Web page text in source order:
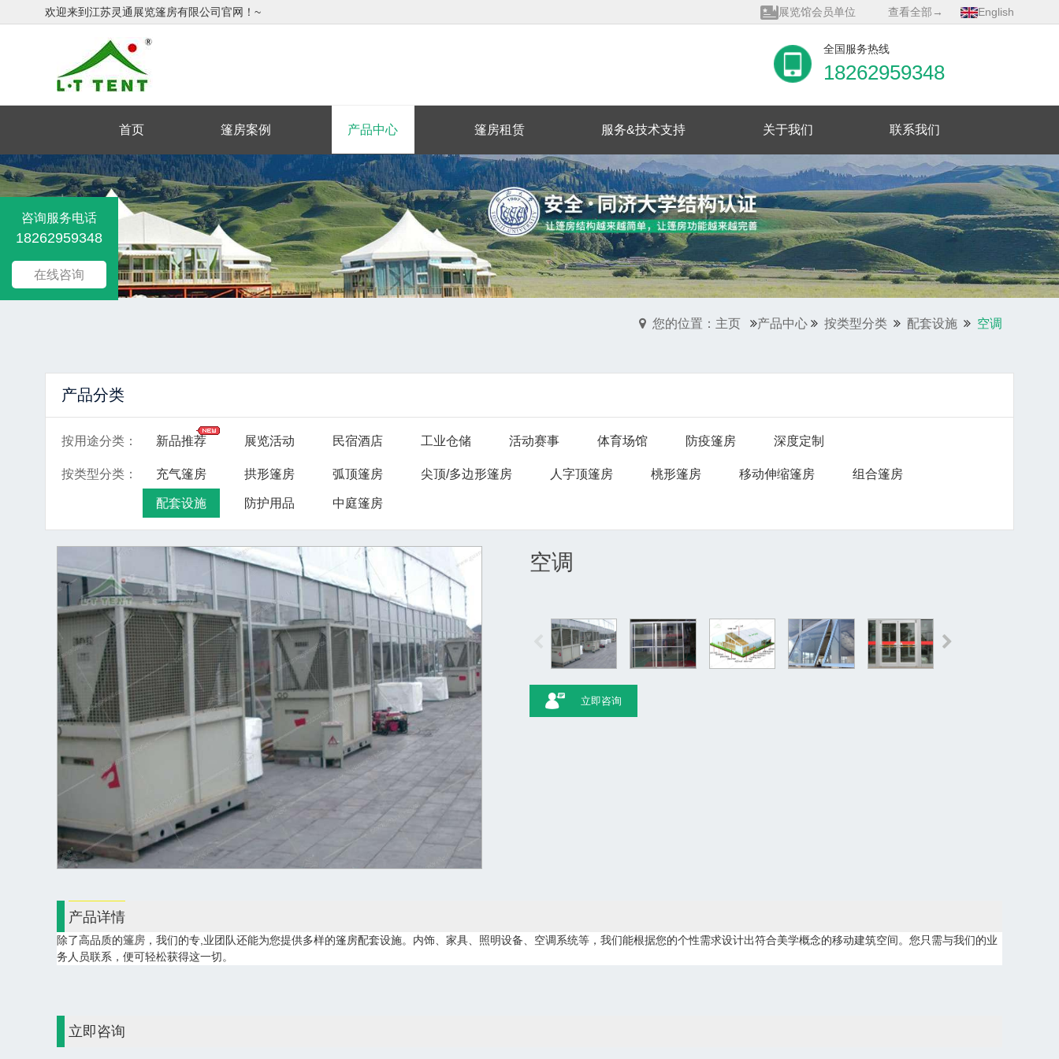
欢迎来到江苏灵通展览篷房有限公司官网！~
展览馆会员单位
质量管理体系证书
查看全部→ English
全国服务热线
18262959348
首页 篷房案例 产品中心 篷房租赁 服务&技术支持 关于我们 联系我们
您的位置：主页 产品中心 按类型分类 配套设施 空调
产品分类
按用途分类 ： 新品推荐 展览活动 民宿酒店 工业仓储 活动赛事 体育场馆 防疫篷房 深度定制
按类型分类 ： 充气篷房 拱形篷房 弧顶篷房 尖顶/多边形篷房 人字顶篷房 桃形篷房 移动伸缩篷房 组合篷房
配套设施 防护用品 中庭篷房
空调
立即咨询
产品详情
除了高品质的篷房 ，我们的专,业团队还能为您提供多样的篷房配套设施。内饰、家具、照明设备、空调系统等，我们能根据您的个性需求设计出符合美学概念的移动建筑空间。您只需与我们的业
务人员联系，便可轻松获得这一切。
立即咨询
咨询服务电话
18262959348
在线咨询